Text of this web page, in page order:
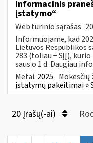
Informacinis
įstatymo“
Web turinio sąrašas
Informuojame, kad
Lietuvos Respublikos
283 (toliau − SĮĮ),
sausio 1 d. Daugiau
Metai: 2025
įstatymų pakeitimai »
20 Įrašų(-ai)